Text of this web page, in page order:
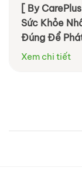
[ By
Sức Khỏe
Đúng Để
Xem chi tiết